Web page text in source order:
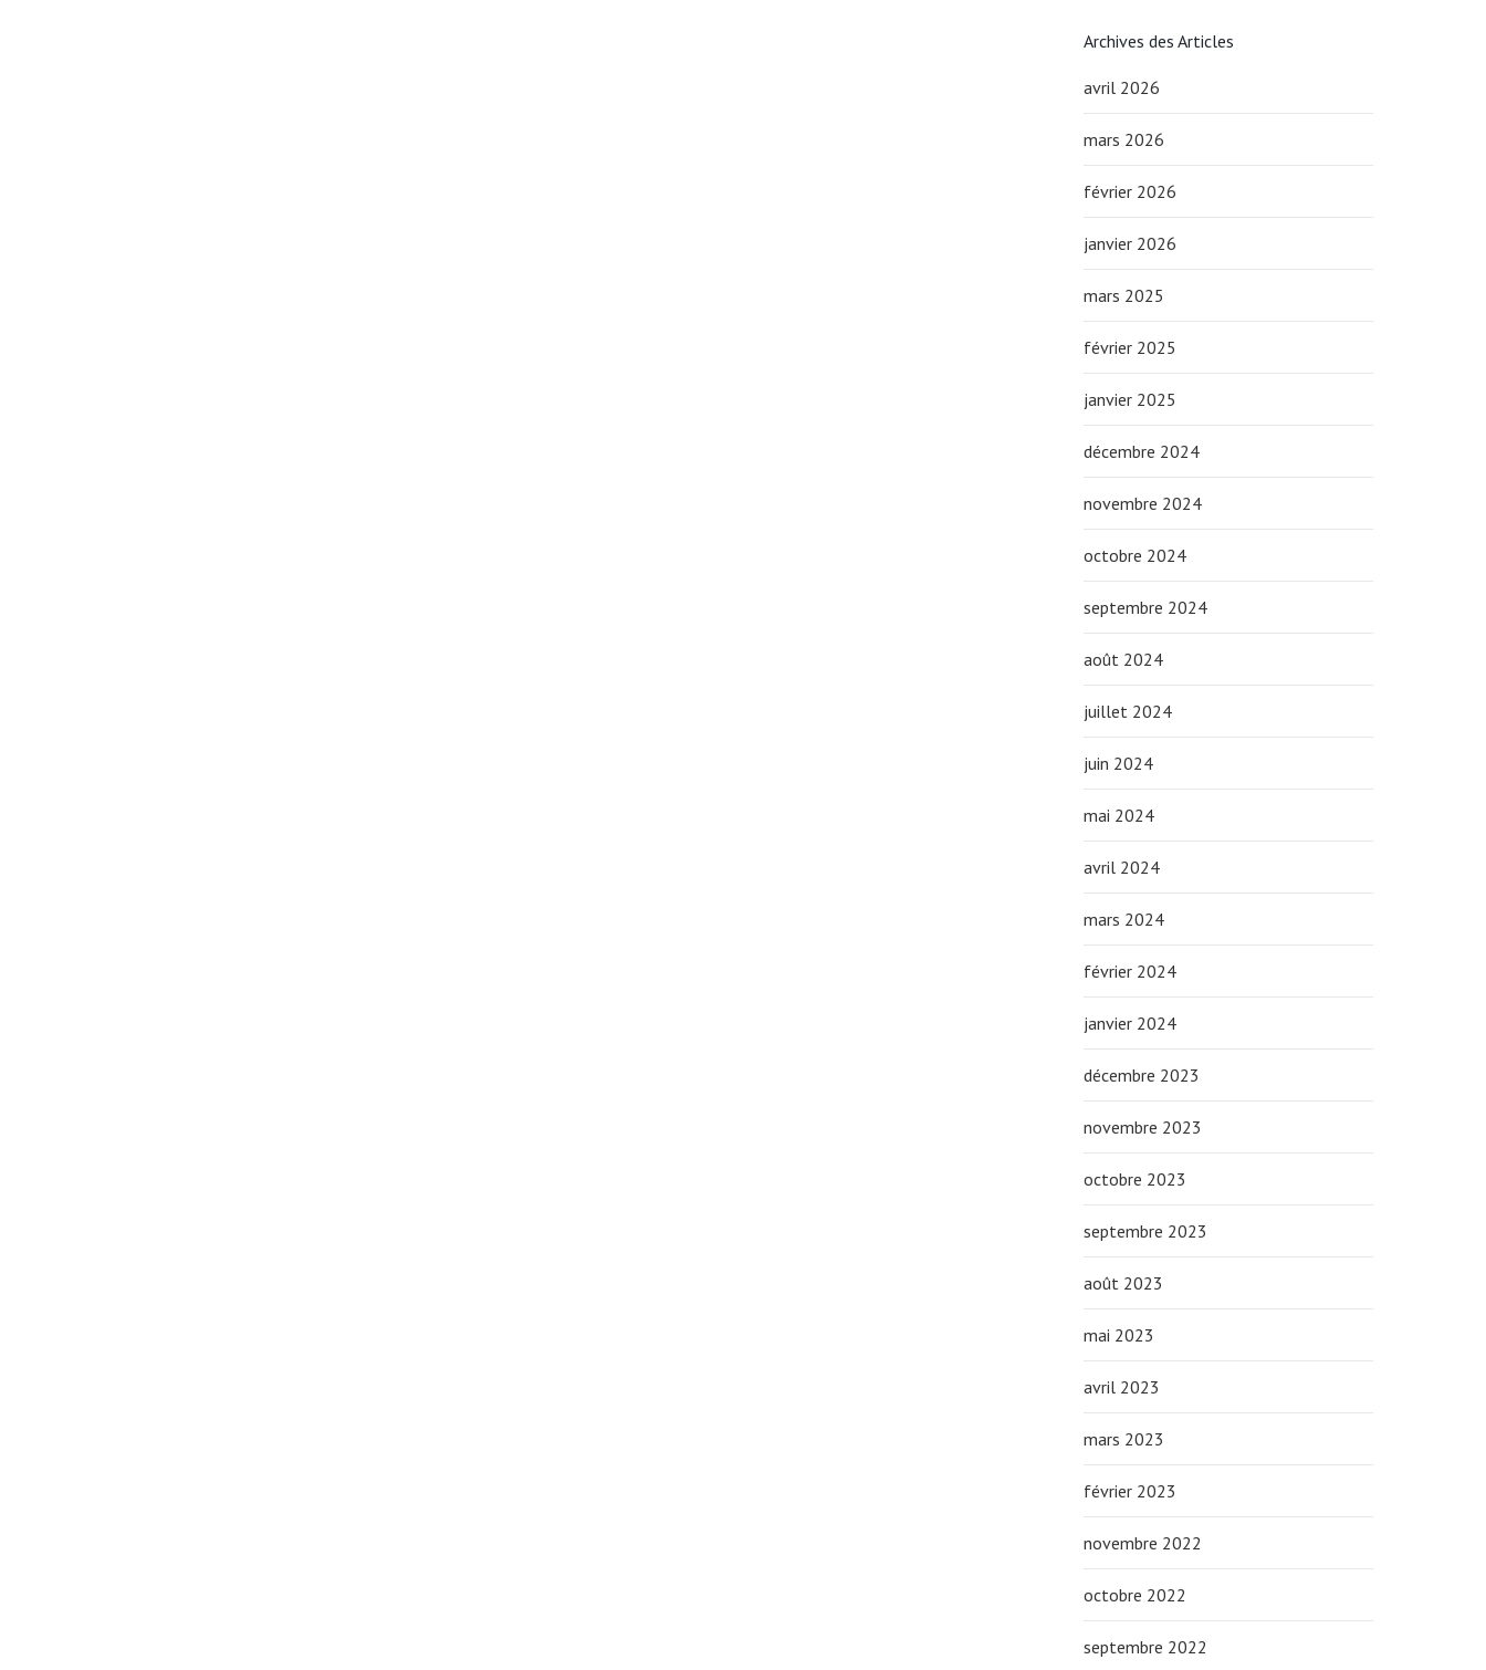
Archives des Articles
avril 2026
mars 2026
février 2026
janvier 2026
mars 2025
février 2025
janvier 2025
décembre 2024
novembre 2024
octobre 2024
septembre 2024
août 2024
juillet 2024
juin 2024
mai 2024
avril 2024
mars 2024
février 2024
janvier 2024
décembre 2023
novembre 2023
octobre 2023
septembre 2023
août 2023
mai 2023
avril 2023
mars 2023
février 2023
novembre 2022
octobre 2022
septembre 2022